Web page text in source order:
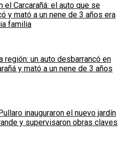
el Carcarañá: el auto que se
y mató a un nene de 3 años era
familia
región: un auto desbarrancó en
y mató a un nene de 3 años
inauguraron el nuevo jardín
y supervisaron obras claves